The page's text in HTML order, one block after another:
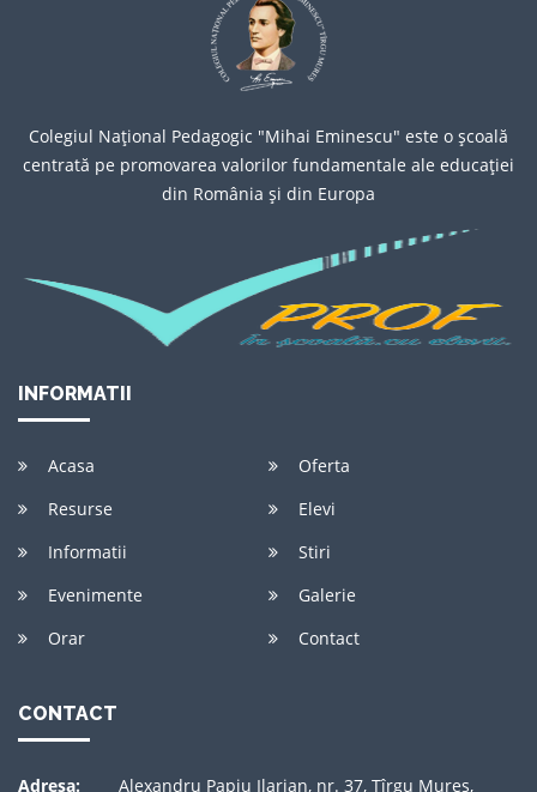
Colegiul Naţional Pedagogic "Mihai Eminescu" este o şcoală
centrată pe promovarea valorilor fundamentale ale educaţiei
din România şi din Europa
INFORMATII
Acasa
Oferta
Resurse
Elevi
Informatii
Stiri
Evenimente
Galerie
Orar
Contact
CONTACT
Adresa: Alexandru Papiu Ilarian, nr. 37, Tîrgu Mureş,